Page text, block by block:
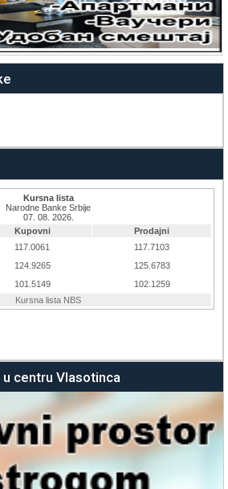
centru Vlasotinca